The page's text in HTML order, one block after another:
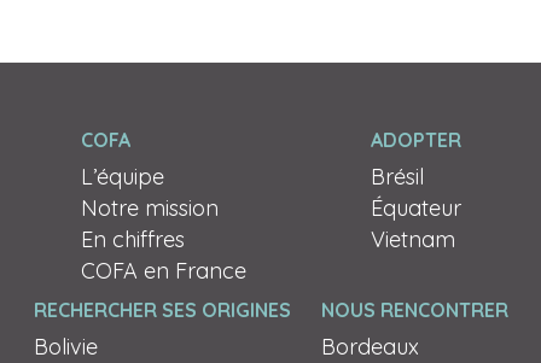
COFA
L’équipe
Notre mission
En chiffres
COFA en France
ADOPTER
Brésil
Équateur
Vietnam
RECHERCHER SES ORIGINES
Bolivie
NOUS RENCONTRER
Bordeaux